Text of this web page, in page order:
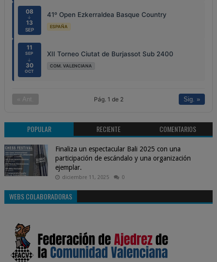
08
↓
13
SEP
41º Open Ezkerraldea Basque Country
ESPAÑA
11
SEP
↓
30
OCT
XII Torneo Ciutat de Burjassot Sub 2400
COM. VALENCIANA
« Ant. Pág. 1 de 2 Sig. »
POPULAR RECIENTE COMENTARIOS
Finaliza un espectacular Bali 2025 con una
participación de escándalo y una organización
ejemplar.
diciembre 11, 2025 0
WEBS COLABORADORAS